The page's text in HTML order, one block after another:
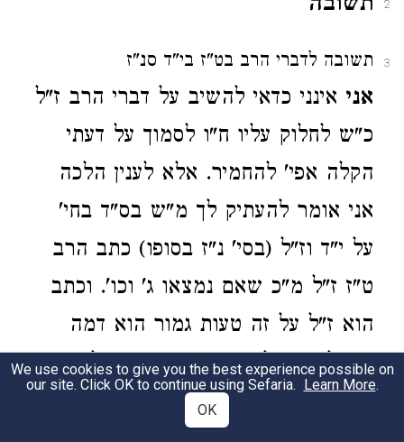
2
3 תשובה לדברי הרב בט"ז בי"ד סנ"ז
אני אינני כדאי להשיב על דברי הרב ז"ל
כ"ש לחלוק עליו ח"ו לסמוך על דעתי
הקלה אפי' להחמיר. אלא לענין הלכה
אני אומר להעתיק לך מ"ש בס"ד בחי'
על י"ד וז"ל (בסי' נ"ז בסופו) כתב הרב
ט"ז ז"ל מ"כ שאם נמצאו ג' וכו'. וכתב
הוא ז"ל על זה טעות גמור הוא דמה
מועיל זה וכל בהמה ובהמה יש לה
חזקה טובה עכ"ל. ולא ידעתי מדוע
We use cookies to give you the best experience possible on
our site. Click OK to continue using Sefaria. Learn More.
OK